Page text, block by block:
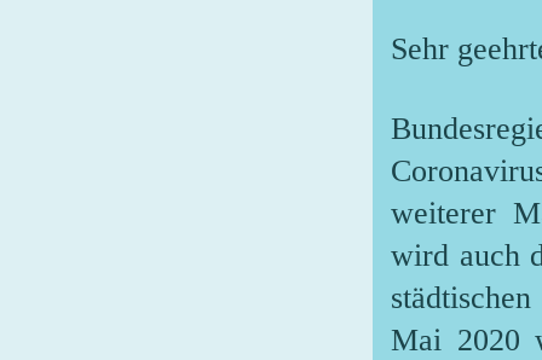
Sehr
weiterer
wird auch
Mai 2020